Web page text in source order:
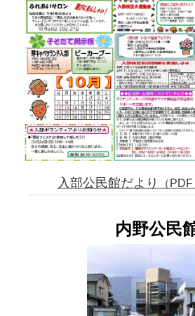
入部公民館だより （
内野公民